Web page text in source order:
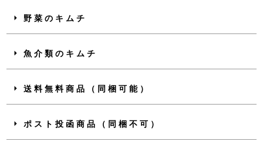
野菜のキムチ
魚介類のキムチ
送料無料商品（同梱可能）
ポスト投函商品（同梱不可）